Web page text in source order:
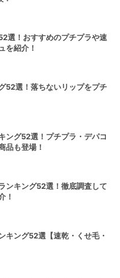
選！おすすめのプチプラや速
を紹介！
52選！落ちないリップをプチ
ング52選！プチプラ・デパコ
品も登場！
ンキング52選！徹底調査して
！
キング52選【速乾・くせ毛・